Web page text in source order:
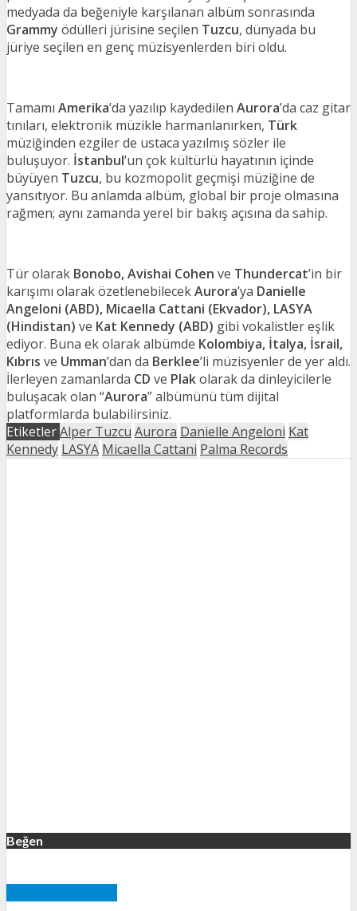
medyada da beğeniyle karşılanan albüm sonrasında
Grammy ödülleri jürisine seçilen Tuzcu, dünyada bu
jüriye seçilen en genç müzisyenlerden biri oldu.
Tamamı Amerika’da yazılıp kaydedilen Aurora’da caz gitar
tınıları, elektronik müzikle harmanlanırken, Türk
müziğinden ezgiler de ustaca yazılmış sözler ile
buluşuyor. İstanbul’un çok kültürlü hayatının içinde
büyüyen Tuzcu, bu kozmopolit geçmişi müziğine de
yansıtıyor. Bu anlamda albüm, global bir proje olmasına
rağmen; aynı zamanda yerel bir bakış açısına da sahip.
Tür olarak Bonobo, Avishai Cohen ve Thundercat’in bir
karışımı olarak özetlenebilecekAurora’ya Danielle
Angeloni (ABD), Micaella Cattani (Ekvador), LASYA
(Hindistan) ve Kat Kennedy (ABD) gibi vokalistler eşlik
ediyor. Buna ek olarak albümde Kolombiya, İtalya, İsrail,
Kıbrıs ve Umman’dan da Berklee’li müzisyenler de yer aldı.
İlerleyen zamanlarda CD ve Plakolarak da dinleyicilerle
buluşacak olan “Aurora” albümünü tüm dijital
platformlarda bulabilirsiniz.
EtiketlerAlper Tuzcu Aurora Danielle Angeloni Kat
Kennedy LASYA Micaella Cattani Palma Records
Beğen